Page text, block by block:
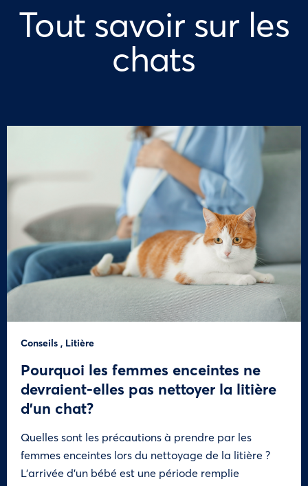
Tout savoir sur les
chats
Conseils , Litière
Pourquoi les femmes enceintes ne
devraient-elles pas nettoyer la litière
d’un chat?
Quelles sont les précautions à prendre par les
femmes enceintes lors du nettoyage de la litière ?
L’arrivée d’un bébé est une période remplie